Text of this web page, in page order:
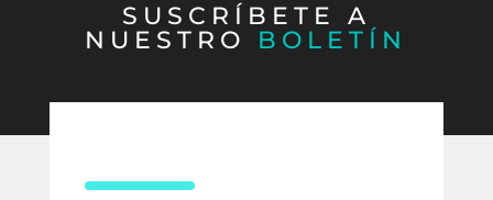
SUSCRÍBETE A
NUESTRO
BOLETÍN